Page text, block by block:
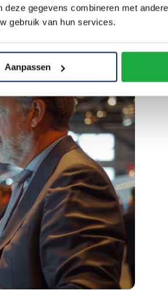
gegevens combineren met
gebruik van hun services.
Aanpassen
van onroerend
zijn.